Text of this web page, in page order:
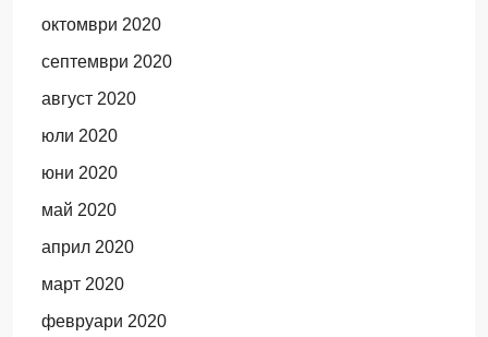
октомври 2020
септември 2020
август 2020
юли 2020
юни 2020
май 2020
април 2020
март 2020
февруари 2020